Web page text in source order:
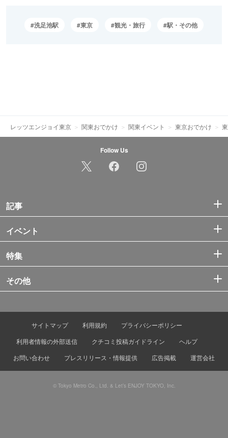
洗足池駅 東京 観光・旅行 駅・その他
レッツエンジョイ東京 関東おでかけ 関東イベント 東京おでかけ
Follow Us
記事
イベント
特集
その他
サイトマップ 利用規約
プライバシーポリシー
利用者情報の外部送信
クチコミ投稿ガイドライン
ヘルプ
お問い合わせ
プレスリリース・情報提供 広告掲載 運営会社
© Tokyo Metro Co., Ltd. & Let’s ENJOY TOKYO, Inc.